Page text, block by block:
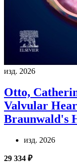
изд. 2026
Otto,
Valvular
Braunwald's
изд. 2026
29 334 ₽